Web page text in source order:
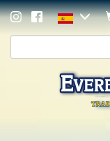
de
búsqueda